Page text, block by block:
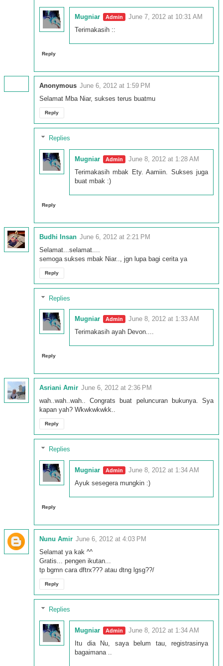
Mugniar
June 7, 2012 at 10:31 AM
Terimakasih ::
Reply
Anonymous June 6, 2012 at 1:59 PM
Selamat Mba Niar, sukses terus buatmu
Reply
Replies
Mugniar
June 8, 2012 at 1:28 AM
Terimakasih mbak Ety. Aamiin. Sukses juga
buat mbak :)
Reply
Budhi Insan June 6, 2012 at 2:21 PM
Selamat...selamat....
semoga sukses mbak Niar.., jgn lupa bagi cerita ya
Reply
Replies
Mugniar
June 8, 2012 at 1:33 AM
Terimakasih ayah Devon....
Reply
Asriani Amir June 6, 2012 at 2:36 PM
wah..wah..wah.. Congrats buat peluncuran bukunya. Sya
kapan yah? Wkwkwkwkk..
Reply
Replies
Mugniar
June 8, 2012 at 1:34 AM
Ayuk sesegera mungkin :)
Reply
Nunu Amir June 6, 2012 at 4:03 PM
Selamat ya kak ^^
Gratis... pengen ikutan...
tp bgmn cara dftrx??? atau dtng lgsg??/
Reply
Replies
Mugniar
June 8, 2012 at 1:34 AM
Itu dia Nu, saya belum tau, registrasinya
bagaimana ..